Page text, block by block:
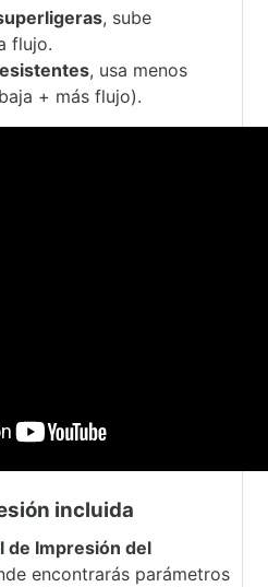
, sube
flujo.
, usa menos
+ más flujo).
incluida
de Impresión del
encontrarás parámetros